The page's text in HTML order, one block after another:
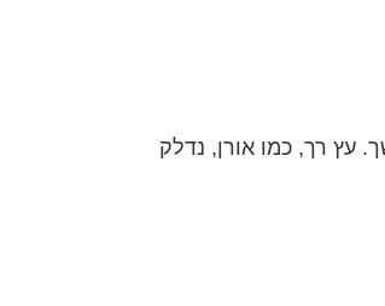
עץ רך, כמו אורן, נדלק